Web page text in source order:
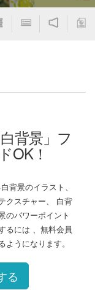
背景」フ
OK！
背景のイラスト、
クスチャー、 白背
のパワーポイント
るには 、無料会員
うになります。
る